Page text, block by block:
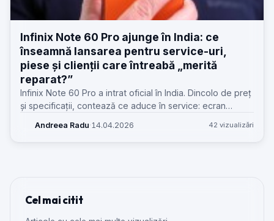
Infinix Note 60 Pro ajunge în India: ce
înseamnă lansarea pentru service-uri,
piese și clienții care întreabă „merită
reparat?”
Infinix Note 60 Pro a intrat oficial în India. Dincolo de preț
și specificații, contează ce aduce în service: ecran
despre costul reparațiilor.
Andreea Radu· 14.04.2026 42 vizualizări
Cel mai citit